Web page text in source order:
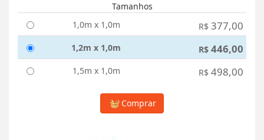
Tamanhos
1,0m x 1,0m
R$ 377,00
1,2m x 1,0m R$ 446,00
1,5m x 1,0m R$ 498,00
Comprar